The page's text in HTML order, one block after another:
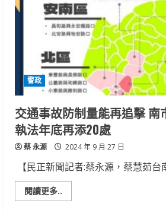
藝
術
家
齊
聚
獎
典
禮
警政
交通事故防制量能再追擊 南
執法年底再添20處
蔡 永源 2024 年 9 月 27 日
【民正新聞記者:蔡永源，蔡慧茹台
閱讀更多..
more